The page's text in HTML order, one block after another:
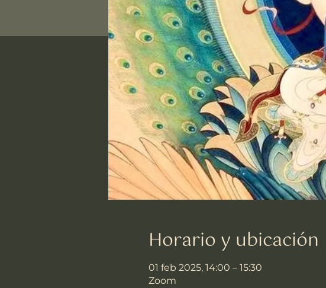
Horario y ubicación
01 feb 2025, 14:00 – 15:30
Zoom